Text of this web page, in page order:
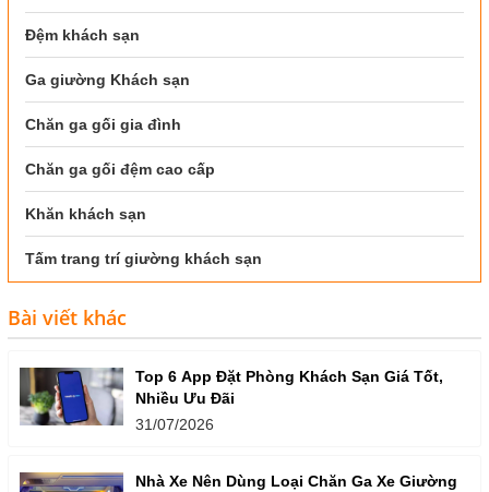
Đệm khách sạn
Ga giường Khách sạn
Chăn ga gối gia đình
Chăn ga gối đệm cao cấp
Khăn khách sạn
Tấm trang trí giường khách sạn
Bài viết khác
Top 6 App Đặt Phòng Khách Sạn Giá Tốt,
Nhiều Ưu Đãi
31/07/2026
Nhà Xe Nên Dùng Loại Chăn Ga Xe Giường